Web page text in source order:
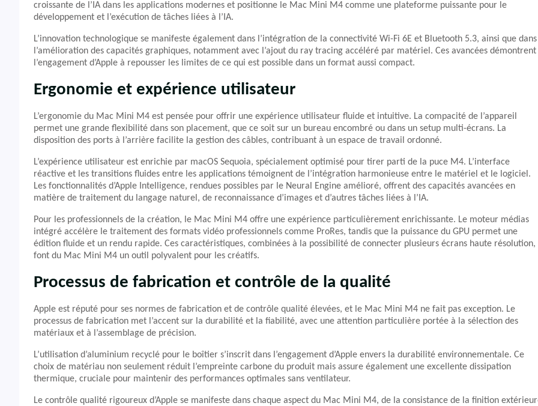
croissante de l’IA dans les applications modernes et positionne le Mac Mini M4 comme une plateforme puissante pour le
développement et l’exécution de tâches liées à l’IA.
L’innovation technologique se manifeste également dans l’intégration de la connectivité Wi-Fi 6E et Bluetooth 5.3, ainsi que dans
l’amélioration des capacités graphiques, notamment avec l’ajout du ray tracing accéléré par matériel. Ces avancées démontrent
l’engagement d’Apple à repousser les limites de ce qui est possible dans un format aussi compact.
Ergonomie et expérience utilisateur
L’ergonomie du Mac Mini M4 est pensée pour offrir une expérience utilisateur fluide et intuitive. La compacité de l’appareil
permet une grande flexibilité dans son placement, que ce soit sur un bureau encombré ou dans un setup multi-écrans. La
disposition des ports à l’arrière facilite la gestion des câbles, contribuant à un espace de travail ordonné.
L’expérience utilisateur est enrichie par macOS Sequoia, spécialement optimisé pour tirer parti de la puce M4. L’interface
réactive et les transitions fluides entre les applications témoignent de l’intégration harmonieuse entre le matériel et le logiciel.
Les fonctionnalités d’Apple Intelligence, rendues possibles par le Neural Engine amélioré, offrent des capacités avancées en
matière de traitement du langage naturel, de reconnaissance d’images et d’autres tâches liées à l’IA.
Pour les professionnels de la création, le Mac Mini M4 offre une expérience particulièrement enrichissante. Le moteur médias
intégré accélère le traitement des formats vidéo professionnels comme ProRes, tandis que la puissance du GPU permet une
édition fluide et un rendu rapide. Ces caractéristiques, combinées à la possibilité de connecter plusieurs écrans haute résolution,
font du Mac Mini M4 un outil polyvalent pour les créatifs.
Processus de fabrication et contrôle de la qualité
Apple est réputé pour ses normes de fabrication et de contrôle qualité élevées, et le Mac Mini M4 ne fait pas exception. Le
processus de fabrication met l’accent sur la durabilité et la fiabilité, avec une attention particulière portée à la sélection des
matériaux et à l’assemblage de précision.
L’utilisation d’aluminium recyclé pour le boîtier s’inscrit dans l’engagement d’Apple envers la durabilité environnementale. Ce
choix de matériau non seulement réduit l’empreinte carbone du produit mais assure également une excellente dissipation
thermique, cruciale pour maintenir des performances optimales sans ventilateur.
Le contrôle qualité rigoureux d’Apple se manifeste dans chaque aspect du Mac Mini M4, de la consistance de la finition